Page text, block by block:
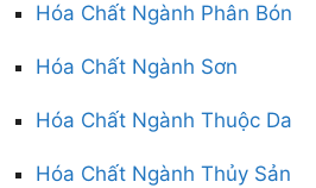
Hóa Chất Ngành Phân Bón
Hóa Chất Ngành Sơn
Hóa Chất Ngành Thuộc Da
Hóa Chất Ngành Thủy Sản